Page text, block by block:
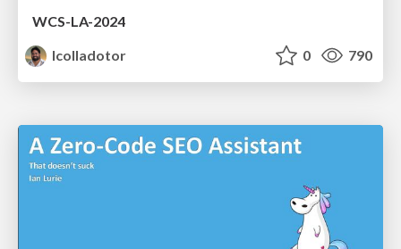
WCS-LA-2024
lcolladotor
0 790